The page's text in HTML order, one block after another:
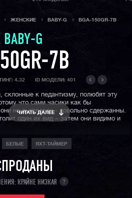
ЖЕНСКИЕ BABY-G BGA-150GR-7B
BABY-G
7B
4.32 ID МОДЕЛИ: 401
склонные к педантизму, полюбят эту
что сами часики как бы
не выглядели - довольно сдержанны.
один их вид – затем они видимо и
ЧИТАТЬ ДАЛЕЕ
БЕЛЫЕ ЯХТ-ТАЙМЕР
КРАЙНЕ НИЗКАЯ ?